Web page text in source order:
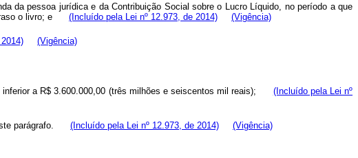
da pessoa jurídica e da Contribuição Social sobre o Lucro Líquido, no período a que
o livro; e (Incluído pela Lei nº 12.973, de 2014) (Vigência)
(Vigência)
inferior a R$ 3.600.000,00 (três milhões e seiscentos mil reais); (Incluído pela Lei nº
parágrafo. (Incluído pela Lei nº 12.973, de 2014) (Vigência)